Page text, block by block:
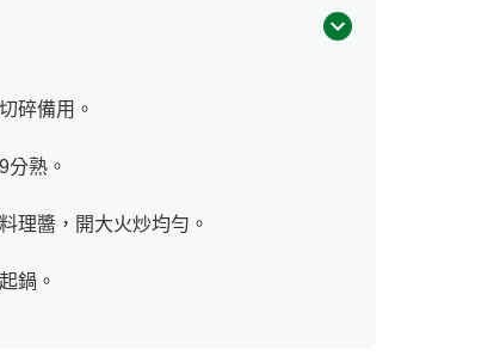
碎備用。
分熟。
理醬，開大火炒均勻。
鍋。